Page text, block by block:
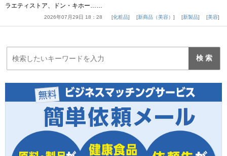
ラエティストア、ドン・キホー……
2026年07月29日 18：28 化粧品 新商品（美容） 新製品 美容